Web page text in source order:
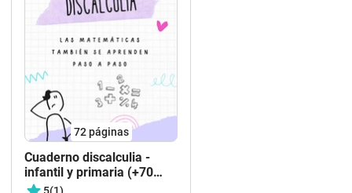
72páginas
Cuaderno discalculia -
infantil y primaria (+70
páginas)